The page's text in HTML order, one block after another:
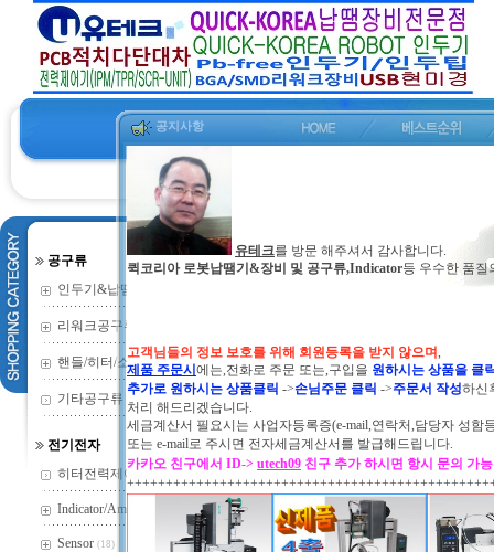
공구류
인두기&납땜기
리워크공구류
핸들/히터/소모 (73)
기타공구류 (2)
전기전자
히터전력제어기
Indicator/Amp
Sensor (18)
공지사항
유테크를 방문 해주셔서 감사합니다.
퀵코리아 로봇납땜기&장비 및 공구류,Indicator등 우수한 품질
고객님들의 정보 보호를 위해 회원등록을 받지 않으며,
제품 주문시 에는,전화로 주문 또는,구입을 원하시는 상품을 클
추가로 원하시는 상품클릭 ->손님주문 클릭 ->주문서 작성하신
처리 해드리겠습니다.
세금계산서 필요시는 사업자등록증(e-mail,연락처,담당자 성함
또는 e-mail로 주시면 전자세금계산서를 발급해드립니다.
카카오 친구에서 ID-> utech09 친구 추가 하시면 항시 문의 가